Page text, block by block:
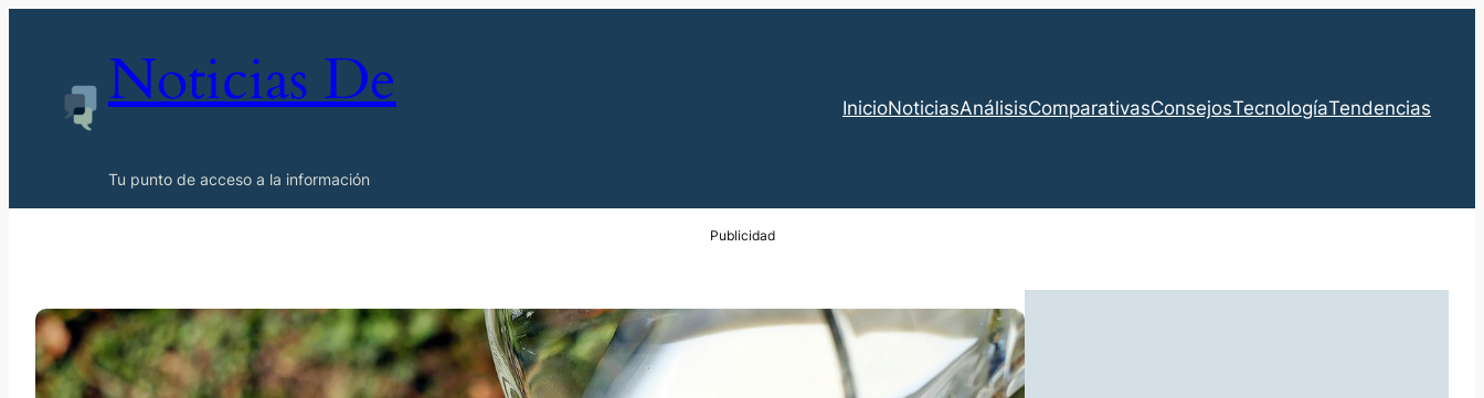
Noticias De
Tu punto de acceso a la información
InicioNoticiasAnálisisComparativasConsejosTecnologíaTendencias